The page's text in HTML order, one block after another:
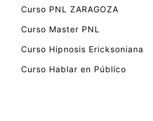
Curso PNL ZARAGOZA
Curso Master PNL
Curso Hipnosis Ericksoniana
Curso Hablar en Público